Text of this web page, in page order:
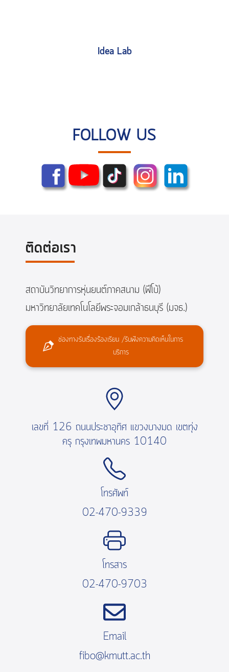
Idea Lab
FOLLOW US
ติดต่อเรา
สถาบันวิทยาการหุ่นยนต์ภาคสนาม (ฟีโบ้)
มหาวิทยาลัยเทคโนโลยีพระจอมเกล้าธนบุรี (มจธ.)
ช่องทางรับเรื่องร้องเรียน /รับฟังความคิดเห็นในการ
บริการ
เลขที่ 126 ถนนประชาอุทิศ แขวงบางมด เขตทุ่ง
ครุ กรุงเทพมหานคร 10140
โทรศัพท์
02-470-9339
โทรสาร
02-470-9703
Email
fibo@kmutt.ac.th